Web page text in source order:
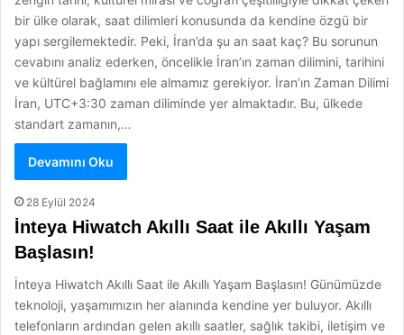
bir ülke olarak, saat dilimleri konusunda da kendine özgü bir
yapı sergilemektedir. Peki, İran’da şu an saat kaç? Bu sorunun
cevabını analiz ederken, öncelikle İran’ın zaman dilimini, tarihini
ve kültürel bağlamını ele almamız gerekiyor. İran’ın Zaman Dilimi
İran, UTC+3:30 zaman diliminde yer almaktadır. Bu, ülkede
standart zamanın,…
Devamını Oku
28 Eylül 2024
İnteya Hiwatch Akıllı Saat ile Akıllı Yaşam
Başlasın!
İnteya Hiwatch Akıllı Saat ile Akıllı Yaşam Başlasın! Günümüzde
teknoloji, yaşamımızın her alanında kendine yer buluyor. Akıllı
telefonların ardından gelen akıllı saatler, sağlık takibi, iletişim ve